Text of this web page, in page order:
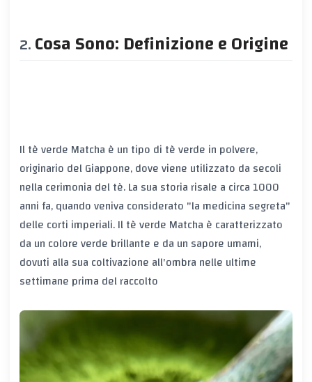
Cosa Sono: Definizione e Origine
Il tè verde Matcha è un tipo di tè verde in polvere,
originario del Giappone, dove viene utilizzato da secoli
nella cerimonia del tè. La sua storia risale a circa 1000
anni fa, quando veniva considerato "la medicina segreta"
delle corti imperiali. Il tè verde Matcha è caratterizzato
da un colore verde brillante e da un sapore umami,
dovuti alla sua coltivazione all'ombra nelle ultime
settimane prima del raccolto